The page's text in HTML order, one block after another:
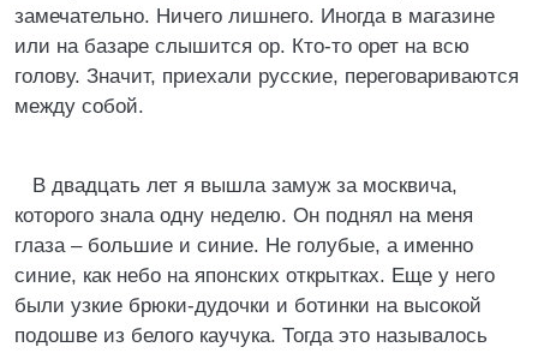
замечательно. Ничего лишнего. Иногда в магазине
или на базаре слышится ор. Кто-то орет на всю
голову. Значит, приехали русские, переговариваются
между собой.
В двадцать лет я вышла замуж за москвича,
которого знала одну неделю. Он поднял на меня
глаза – большие и синие. Не голубые, а именно
синие, как небо на японских открытках. Еще у него
были узкие брюки-дудочки и ботинки на высокой
подошве из белого каучука. Тогда это называлось